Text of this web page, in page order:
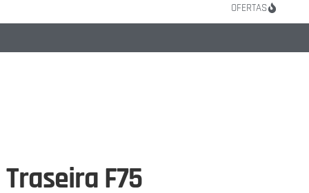
OFERTAS
F75